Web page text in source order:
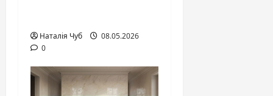
Наталія Чуб
08.05.2026
0